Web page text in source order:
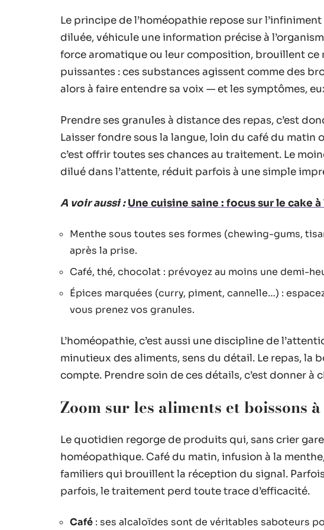
Le principe de l’homéopathie repose sur
diluée, véhicule une information précise à
force aromatique ou leur composition, brouillent ce
puissantes : ces substances agissent comme des
alors à faire entendre sa voix — et les symptômes,
Prendre ses granules à distance des repas, c’est
Laisser fondre sous la langue, loin du café du matin
c’est offrir toutes ses chances au traitement. Le
dilué dans l’attente, réduit parfois à une simple
A voir aussi : Une cuisine saine : focus sur le cake
Menthe sous toutes ses formes (chewing-gums,
après la prise.
Café, thé, chocolat : prévoyez au moins une demi-
Épices marquées (curry, piment, cannelle…) :
vous prenez vos granules.
L’homéopathie, c’est aussi une discipline de
minutieux des aliments, sens du détail. Le repas, la
compte. Prendre soin de ces détails, c’est donner à
Zoom sur les aliments et boissons
Le quotidien regorge de produits qui, sans crier
homéopathique. Café du matin, infusion à la
familiers qui brouillent la réception du signal.
parfois, le traitement perd toute trace d’efficacité.
Café : ses alcaloïdes sont de véritables saboteurs